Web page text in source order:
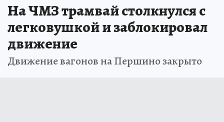
На ЧМЗ трамвай столкнулся с
легковушкой и заблокировал
движение
Движение вагонов на Першино закрыто